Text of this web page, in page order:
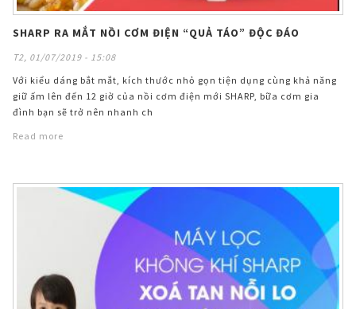
SHARP RA MẮT NỒI CƠM ĐIỆN “QUẢ TÁO” ĐỘC ĐÁO
T2, 01/07/2019 - 15:08
Với kiểu dáng bắt mắt, kích thước nhỏ gọn tiện dụng cùng khả năng
giữ ấm lên đến 12 giờ của nồi cơm điện mới SHARP, bữa cơm gia
đình bạn sẽ trở nên nhanh ch
Read more